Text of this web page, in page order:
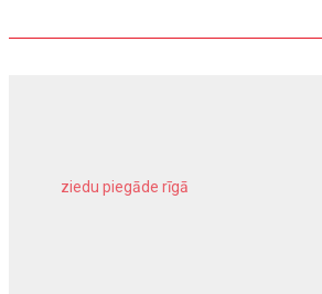
ziedu piegāde rīgā